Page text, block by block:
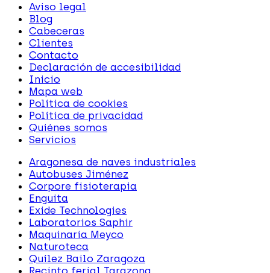
Aviso legal
Blog
Cabeceras
Clientes
Contacto
Declaración de accesibilidad
Inicio
Mapa web
Política de cookies
Política de privacidad
Quiénes somos
Servicios
Aragonesa de naves industriales
Autobuses Jiménez
Corpore fisioterapia
Enguita
Exide Technologies
Laboratorios Saphir
Maquinaria Meyco
Naturoteca
Quílez Bailo Zaragoza
Recinto ferial Tarazona